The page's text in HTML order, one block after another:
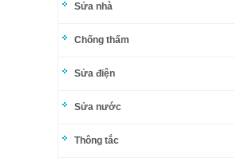
Sửa nhà
Chống thấm
Sửa điện
Sửa nước
Thông tắc